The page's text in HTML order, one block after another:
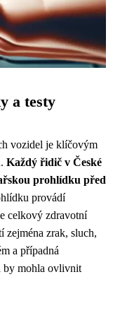
a testy
vozidel je klíčovým
Každý řidič v České
prohlídku před
provádí
celkový zdravotní
zejména zrak, sluch,
a případná
by mohla ovlivnit